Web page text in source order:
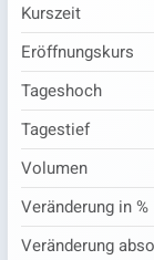
Kurszeit
Eröffnungskurs
Tageshoch
Tagestief
Volumen
Veränderung in %
Veränderung